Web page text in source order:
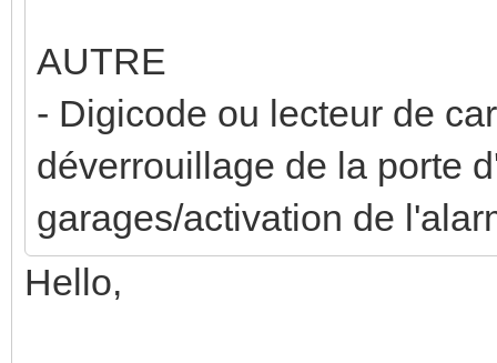
AUTRE
- Digicode ou lecteur de
déverrouillage de la porte
garages/activation de
Hello,